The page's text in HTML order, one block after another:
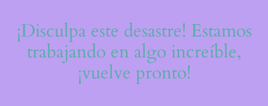
¡Disculpa este desastre! Estamos
trabajando en algo increíble,
¡vuelve pronto!